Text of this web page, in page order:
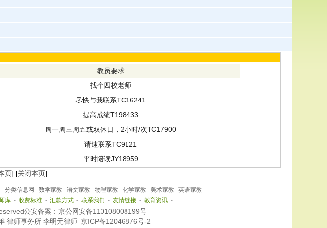
教员要求
找个四校老师
尽快与我联系TC16241
提高成绩T198433
周一周三周五或双休日，2小时/次TC17900
请速联系TC9121
平时陪读JY18959
页] [关闭本页]
分类信息网 数学家教 语文家教 物理家教 化学家教 美术家教
英语家教
库 - 收费标准 - 汇款方式 - 联系我们 - 友情链接 - 教育资讯 -
公安备案：京公网安备110108008199号
律师事务所 李明元律师 京ICP备12046876号-2